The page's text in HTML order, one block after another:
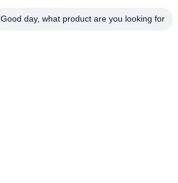
Good day, what product are you looking for?